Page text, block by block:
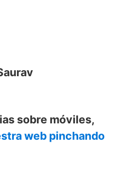
sobre móviles,
web pinchando